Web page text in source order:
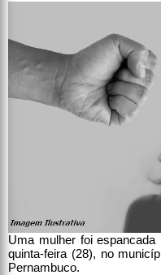
Uma mulher foi
quinta-feira (28), no
Pernambuco.